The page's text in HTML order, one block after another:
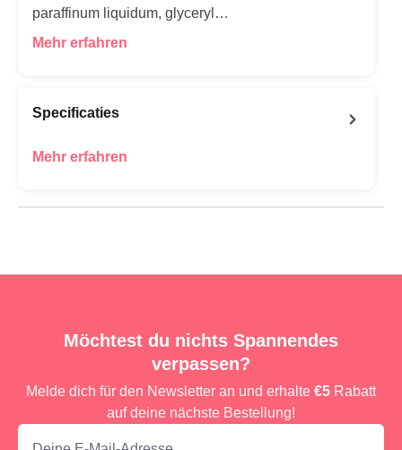
paraffinum liquidum, glyceryl…
Mehr erfahren
Specificaties
Mehr erfahren
Möchtest du nichts Spannendes
verpassen?
Melde dich für den Newsletter an und erhalte €5 Rabatt
auf deine nächste Bestellung!